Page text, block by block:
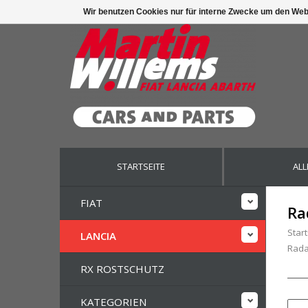
STARTSEITE
FIAT
LANCIA
RX ROSTSCHUTZ
KATEGORIEN
Wir benutzen Cookies nur für interne Zwecke um den